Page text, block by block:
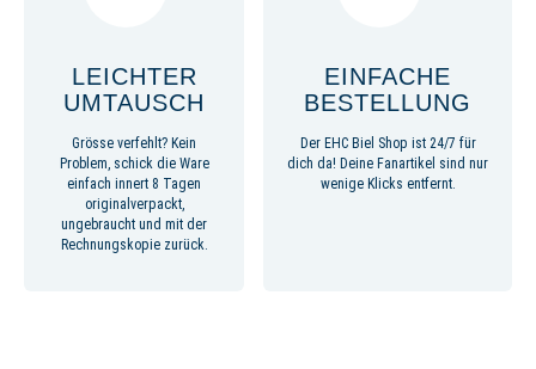
LEICHTER
UMTAUSCH
Grösse verfehlt? Kein
Problem, schick die Ware
einfach innert 8 Tagen
originalverpackt,
ungebraucht und mit der
Rechnungskopie zurück.
EINFACHE
BESTELLUNG
Der EHC Biel Shop ist 24/7 für
dich da! Deine Fanartikel sind nur
wenige Klicks entfernt.